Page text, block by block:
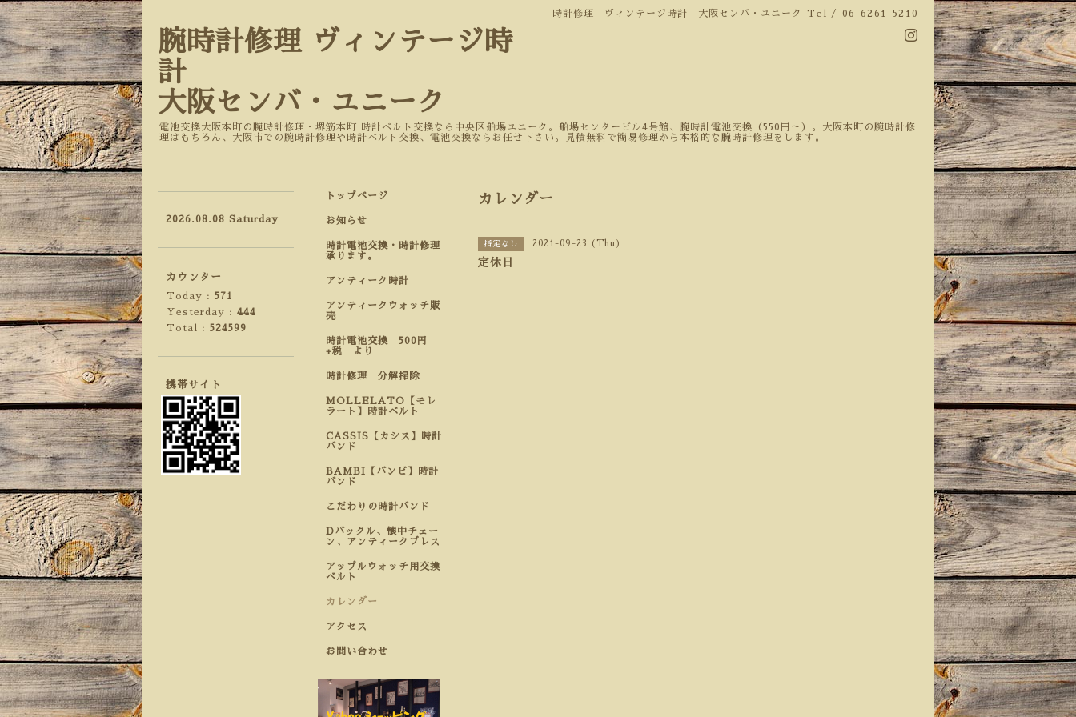
時計修理 ヴィンテージ時計 大阪センバ・ユニーク Tel / 06-6261-5210
腕時計修理 ヴィンテージ時
計
大阪センバ・ユニーク
電池交換大阪本町の腕時計修理・堺筋本町 時計ベルト交換なら中央区船場ユニーク。船場センタービル4号館、腕時計電池交換（550円～）。大阪本町の腕時計修
理はもちろん、大阪市での腕時計修理や時計ベルト交換、電池交換ならお任せ下さい。見積無料で簡易修理から本格的な腕時計修理をします。
カレンダー
指定なし 2021-09-23 (Thu)
定休日
トップページ
お知らせ
時計電池交換・時計修理
承ります。
アンティーク時計
アンティークウォッチ販
売
時計電池交換 500円
+税 より
時計修理 分解掃除
MOLLELATO【モレ
ラート】時計ベルト
CASSIS【カシス】時計
バンド
BAMBI【バンビ】時計
バンド
こだわりの時計バンド
Dバックル、懐中チェー
ン、アンティークブレス
アップルウォッチ用交換
ベルト
カレンダー
アクセス
お問い合わせ
2026.08.08 Saturday
カウンター
Today : 571
Yesterday : 444
Total : 524599
携帯サイト